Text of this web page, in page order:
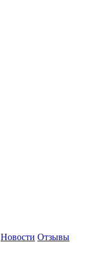
Новости Отзывы